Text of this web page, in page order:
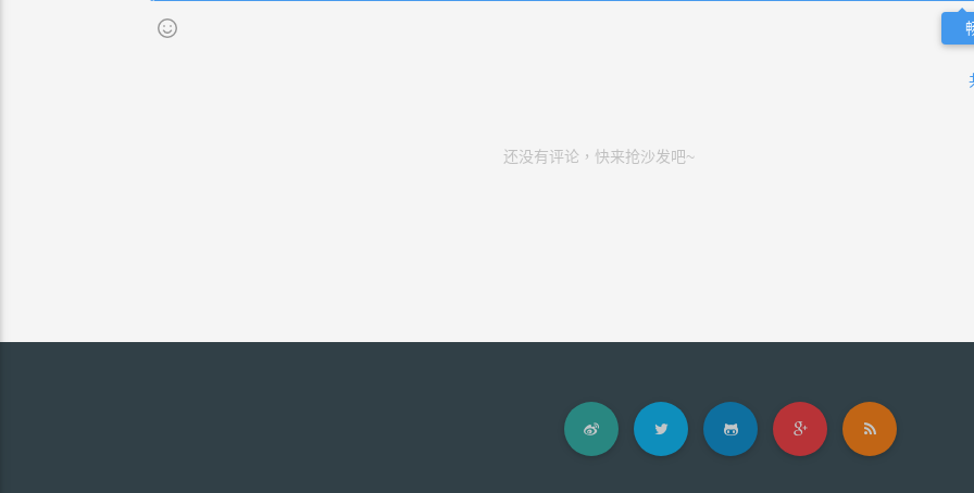
还没有评论，快来抢沙发吧~